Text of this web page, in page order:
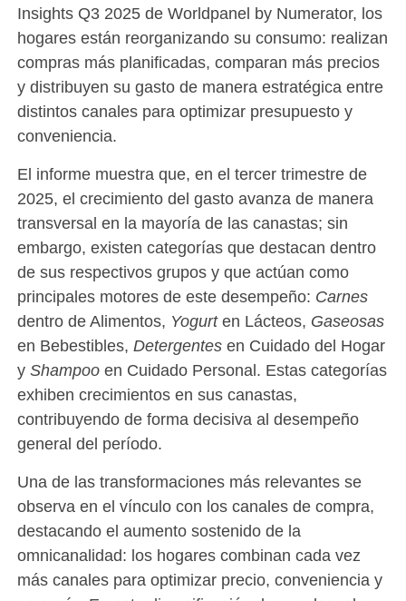
Insights Q3 2025 de Worldpanel by Numerator, los
hogares están reorganizando su consumo: realizan
compras más planificadas, comparan más precios
y distribuyen su gasto de manera estratégica entre
distintos canales para optimizar presupuesto y
conveniencia.
El informe muestra que, en el tercer trimestre de
2025, el crecimiento del gasto avanza de manera
transversal en la mayoría de las canastas; sin
embargo, existen categorías que destacan dentro
de sus respectivos grupos y que actúan como
principales motores de este desempeño: Carnes
dentro de Alimentos, Yogurten Lácteos, Gaseosas
en Bebestibles, Detergentesen Cuidado del Hogar
y Shampooen Cuidado Personal. Estas categorías
exhiben crecimientos en sus canastas,
contribuyendo de forma decisiva al desempeño
general del período.
Una de las transformaciones más relevantes se
observa en el vínculo con los canales de compra,
destacando el aumento sostenido de la
omnicanalidad: los hogares combinan cada vez
más canales para optimizar precio, conveniencia y